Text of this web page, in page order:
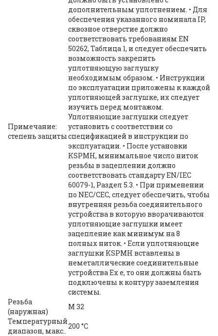
Примечание:
степень защиты
дополнительным уплотнением. • Для
обеспечения указанного номинала IP,
сквозное отверстие должно
соответствовать требованиям EN
50262, Таблица 1, и следует обеспечить
возможность закрепить
уплотняющую заглушку
необходимым образом. • Инструкции
по эксплуатации приложены к каждой
уплотняющей заглушке, их следует
изучить перед монтажом.
Уплотняющие заглушки следует
установить с соответствии со
спецификацией в инструкции по
эксплуатации. • После установки
KSPMH, минимальное число ниток
резьбы в зацеплении должно
соответствовать стандарту EN/IEC
60079-1, Раздел 5.3. • При применении
по NEC/CEC, следует обеспечить, чтобы
внутренняя резьба соединительного
устройства в которую вворачиваются
уплотняющие заглушки имеет
зацепление как минимум на 8
полных ниток. • Если уплотняющие
заглушки KSPMH вставлены в
неметаллические соединительные
устройства Ex e, то они должны быть
подключены к контуру заземления
системы.
Резьба
(наружная)
M 32
Температурный
диапазон, макс..
200 °C